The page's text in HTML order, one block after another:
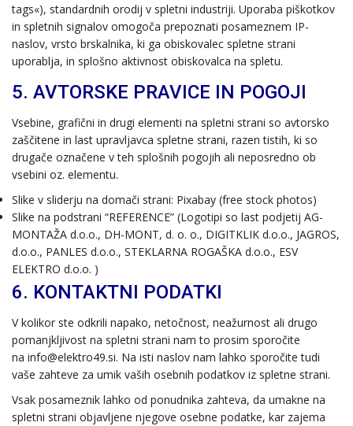
tags«), standardnih orodij v spletni industriji. Uporaba piškotkov
in spletnih signalov omogoča prepoznati posameznem IP-
naslov, vrsto brskalnika, ki ga obiskovalec spletne strani
uporablja, in splošno aktivnost obiskovalca na spletu.
5. AVTORSKE PRAVICE IN POGOJI
Vsebine, grafični in drugi elementi na spletni strani so avtorsko
zaščitene in last upravljavca spletne strani, razen tistih, ki so
drugače označene v teh splošnih pogojih ali neposredno ob
vsebini oz. elementu.
Slike v sliderju na domači strani: Pixabay (free stock photos)
Slike na podstrani “REFERENCE” (Logotipi so last podjetij AG-
MONTAŽA d.o.o., DH-MONT, d. o. o., DIGITKLIK d.o.o., JAGROS,
d.o.o., PANLES d.o.o., STEKLARNA ROGAŠKA d.o.o., ESV
ELEKTRO d.o.o. )
6. KONTAKTNI PODATKI
V kolikor ste odkrili napako, netočnost, neažurnost ali drugo
pomanjkljivost na spletni strani nam to prosim sporočite
na info@elektro49.si. Na isti naslov nam lahko sporočite tudi
vaše zahteve za umik vaših osebnih podatkov iz spletne strani.
Vsak posameznik lahko od ponudnika zahteva, da umakne na
spletni strani objavljene njegove osebne podatke, kar zajema